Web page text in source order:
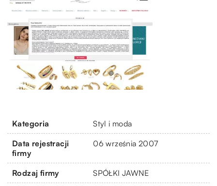
Kategoria Styl i moda
Data rejestracji
firmy
06 września 2007
Rodzaj firmy SPÓŁKI JAWNE